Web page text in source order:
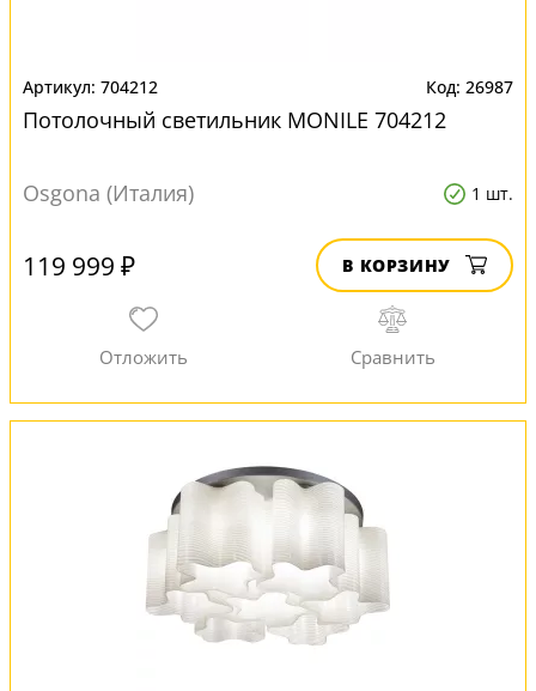
704212 26987
Потолочный светильник MONILE 704212
Osgona (Италия) 1 шт.
119 999 ₽ В КОРЗИНУ